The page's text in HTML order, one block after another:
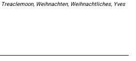
Treaclemoon, Weihnachten, Weihnachtliches, Yves